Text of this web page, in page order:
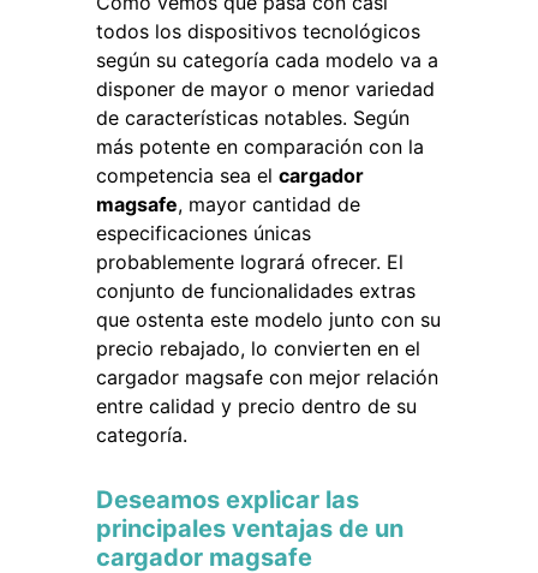
todos los dispositivos tecnológicos
según su categoría cada modelo va a
disponer de mayor o menor variedad
de características notables. Según
más potente en comparación con la
competencia sea el cargador
magsafe, mayor cantidad de
especificaciones únicas
probablemente logrará ofrecer. El
conjunto de funcionalidades extras
que ostenta este modelo junto con su
precio rebajado, lo convierten en el
cargador magsafe con mejor relación
entre calidad y precio dentro de su
categoría.
Deseamos explicar las
principales ventajas de un
cargador magsafe